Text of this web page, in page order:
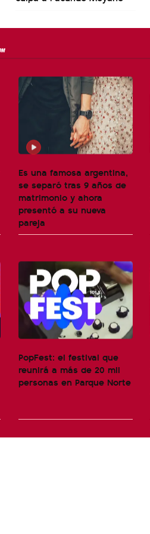
Es una famosa argentina,
se separó tras 9 años de
matrimonio y ahora
presentó a su nueva
pareja
PopFest: el festival que
reunirá a más de 20 mil
personas en Parque Norte